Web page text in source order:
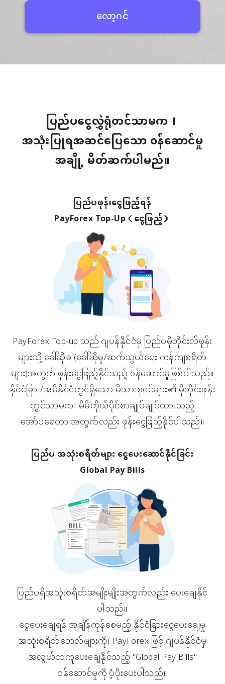
လော့ဂင်
ပြည်ပငွေလွှဲရုံတင်သာမက！
အသုံးပြုရအဆင်ပြေသော ၀န်ဆောင်မှု
အချို့ မိတ်ဆက်ပါမည်။
ပြည်ပဖုန်းငွေဖြည့်ရန်
PayForex Top-Up（ငွေဖြည့်）
PayForex Top-up သည် ဂျပန်နိုင်ငံမှ ပြည်ပမိုဘိုင်းလ်ဖုန်း
များသို့ ခေါ်ဆိုခ (ခေါ်ဆိုမှု/ဆက်သွယ်ရေး ကုန်ကျစရိတ်
များ)အတွက် ဖုန်းငွေဖြည့်နိုင်သည့် ၀န်ဆောင်မှုဖြစ်ပါသည်။
နိုင်ငံခြား/အမိနိုင်ငံတွင်ရှိသော မိသားစု၀င်များ၏ မိုဘိုင်းဖုန်း
တွင်သာမက၊ မိမိကိုယ်ပိုင်စာချုပ်ချုပ်ထားသည့်
အော်ပရေတာ အတွက်လည်း ဖုန်းငွေဖြည့်နိုင်ပါသည်။
ပြည်ပ အသုံးစရိတ်များ ငွေပေးဆောင်နိုင်ခြင်း
Global Pay Bills
ပြည်ပရှိအသုံးစရိတ်အမျိုးမျိုးအတွက်လည်း ပေးချေနိုင်
ပါသည်။
ငွေပေးချေရန် အချိန်ကုန်စေမည့် နိုင်ငံခြားငွေပေးချေမှု
အသုံးစရိတ်ဘေလ်များကို၊ PayForex ဖြင့် ဂျပန်နိုင်ငံမှ
အလွယ်တကူပေးချေနိုင်သည့် "Global Pay Bills"
ဝန်ဆောင်မှုကို ပံ့ပိုးပေးပါသည်။